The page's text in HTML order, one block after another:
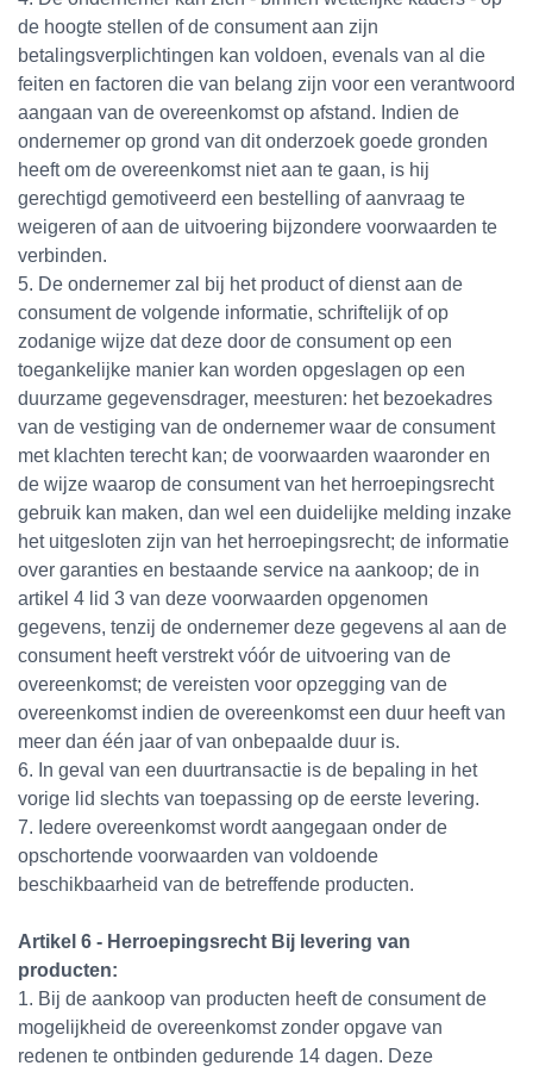
de hoogte stellen of de consument aan zijn
betalingsverplichtingen kan voldoen, evenals van al die
feiten en factoren die van belang zijn voor een verantwoord
aangaan van de overeenkomst op afstand. Indien de
ondernemer op grond van dit onderzoek goede gronden
heeft om de overeenkomst niet aan te gaan, is hij
gerechtigd gemotiveerd een bestelling of aanvraag te
weigeren of aan de uitvoering bijzondere voorwaarden te
verbinden.
5. De ondernemer zal bij het product of dienst aan de
consument de volgende informatie, schriftelijk of op
zodanige wijze dat deze door de consument op een
toegankelijke manier kan worden opgeslagen op een
duurzame gegevensdrager, meesturen: het bezoekadres
van de vestiging van de ondernemer waar de consument
met klachten terecht kan; de voorwaarden waaronder en
de wijze waarop de consument van het herroepingsrecht
gebruik kan maken, dan wel een duidelijke melding inzake
het uitgesloten zijn van het herroepingsrecht; de informatie
over garanties en bestaande service na aankoop; de in
artikel 4 lid 3 van deze voorwaarden opgenomen
gegevens, tenzij de ondernemer deze gegevens al aan de
consument heeft verstrekt vóór de uitvoering van de
overeenkomst; de vereisten voor opzegging van de
overeenkomst indien de overeenkomst een duur heeft van
meer dan één jaar of van onbepaalde duur is.
6. In geval van een duurtransactie is de bepaling in het
vorige lid slechts van toepassing op de eerste levering.
7. Iedere overeenkomst wordt aangegaan onder de
opschortende voorwaarden van voldoende
beschikbaarheid van de betreffende producten.
Artikel 6 - Herroepingsrecht Bij levering van
producten:
1. Bij de aankoop van producten heeft de consument de
mogelijkheid de overeenkomst zonder opgave van
redenen te ontbinden gedurende 14 dagen. Deze